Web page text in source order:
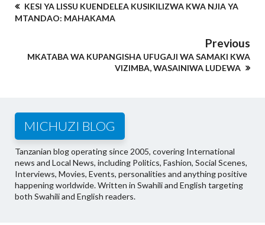
KESI YA LISSU KUENDELEA KUSIKILIZWA KWA NJIA YA
MTANDAO: MAHAKAMA
Previous
MKATABA WA KUPANGISHA UFUGAJI WA SAMAKI KWA
VIZIMBA, WASAINIWA LUDEWA
MICHUZI BLOG
Tanzanian blog operating since 2005, covering International
news and Local News, including Politics, Fashion, Social Scenes,
Interviews, Movies, Events, personalities and anything positive
happening worldwide. Written in Swahili and English targeting
both Swahili and English readers.